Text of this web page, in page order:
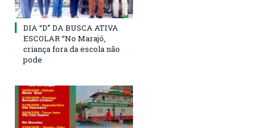
DIA “D” DA BUSCA ATIVA
ESCOLAR “No Marajó,
criança fora da escola não
pode